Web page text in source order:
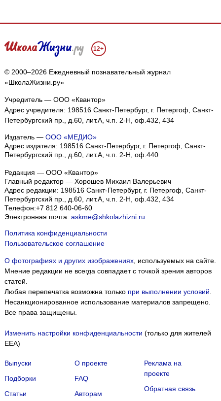
12+
© 2000–2026 Ежедневный познавательный журнал
«ШколаЖизни.ру»
Учредитель — ООО «Квантор»
Адрес учредителя: 198516 Санкт-Петербург, г. Петергоф, Санкт-
Петербургский пр., д.60, лит.А, ч.п. 2-Н, оф.432, 434
Издатель — ООО «МЕДИО»
Адрес издателя: 198516 Санкт-Петербург, г. Петергоф, Санкт-
Петербургский пр., д.60, лит.А, ч.п. 2-Н, оф.440
Редакция — ООО «Квантор»
Главный редактор — Хорошев Михаил Валерьевич
Адрес редакции: 198516 Санкт-Петербург, г. Петергоф Санкт-
Петербургский пр., д.60, лит.А, ч.п. 2-Н, оф.432, 434
Телефон:+7 812 640-06-60
Электронная почта: askme@shkolazhizni.ru
Политика конфиденциальности
Пользовательское соглашение
О фотографиях и других изображениях, используемых на сайте.
Мнение редакции не всегда совпадает с точкой зрения авторов
статей.
Любая перепечатка возможна только при выполнении условий
Несанкционированное использование материалов запрещено.
Все права защищены.
Изменить настройки конфиденциальности (только для жителей
EEA)
Выпуски
Подборки
Статьи
О проекте
FAQ
Авторам
Реклама на
проекте
Обратная связь